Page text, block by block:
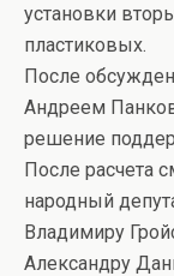
установки
пластиковых.
После
Андреем
решение
После расчета
народный
Владимиру
Александру